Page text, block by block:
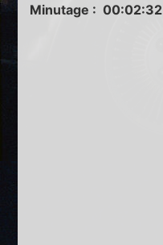
Minutage : 00:02:32